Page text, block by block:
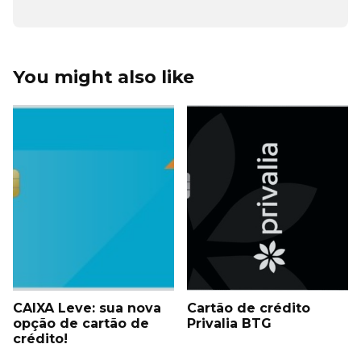
You might also like
CAIXA Leve: sua nova
opção de cartão de
crédito!
Cartão de crédito
Privalia BTG